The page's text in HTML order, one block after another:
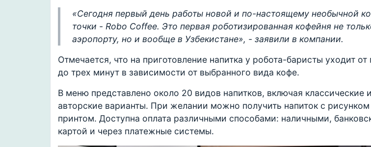
«Сегодня первый день работы новой и по-настоящему необычной
точки - Robo Coffee. Это первая роботизированная кофейня не
аэропорту, но и вообще в Узбекистане», - заявили в компании.
Отмечается, что на приготовление напитка у робота-баристы уходит от
до трех минут в зависимости от выбранного вида кофе.
В меню представлено около 20 видов напитков, включая классические и
авторские варианты. При желании можно получить напиток с
принтом. Доступна оплата различными способами: наличными,
картой и через платежные системы.